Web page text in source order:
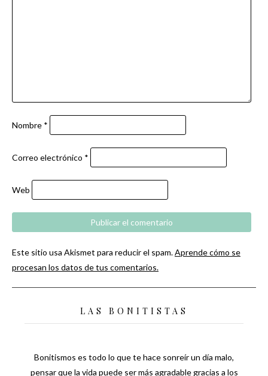
Nombre *
Correo electrónico *
Web
Este sitio usa Akismet para reducir el spam.Aprende cómo se
procesan los datos de tus comentarios.
LAS BONITISTAS
Bonitismos es todo lo que te hace sonreír un día malo,
pensar que la vida puede ser más agradable gracias a los